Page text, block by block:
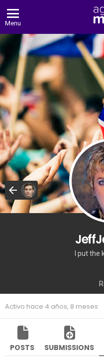
Menu
I put the
Activo hace 4 años, 8 meses
POSTS SUBMISSIONS